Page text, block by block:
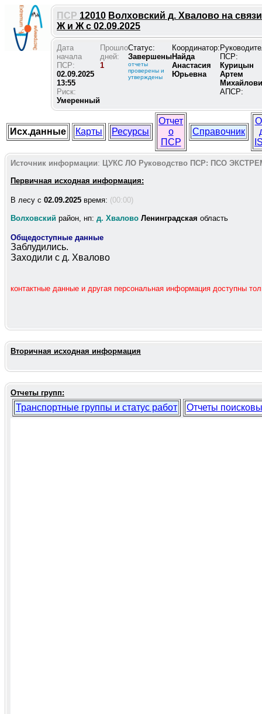
ПСР 12010 Волховский д. Хвалово на связи
Ж и Ж с 02.09.2025
Дата
начала
ПСР:
02.09.2025
13:55
Риск:
Умеренный
Прошло
дней:
1
Статус:
Завершены
отчеты
проверены и
утверждены
Координатор:
Найда
Анастасия
Юрьевна
ПСР:
Курицын
Артем
АПСР:
Исх.данные Карты Ресурсы
Отчет
о
ПСР
Справочник
Источник информации: ЦУКС ЛО Руководство ПСР: ПСО
Первичная исходная информация:
В лесу c 02.09.2025 время: (00:00)
Волховский район, нп: д. Хвалово Ленинградская область
Общедоступные данные
Заблудились.
Заходили с д. Хвалово
контактные данные и другая персональная информация доступны
Вторичная исходная информация
Отчеты групп:
Транспортные группы и статус работ Отчеты